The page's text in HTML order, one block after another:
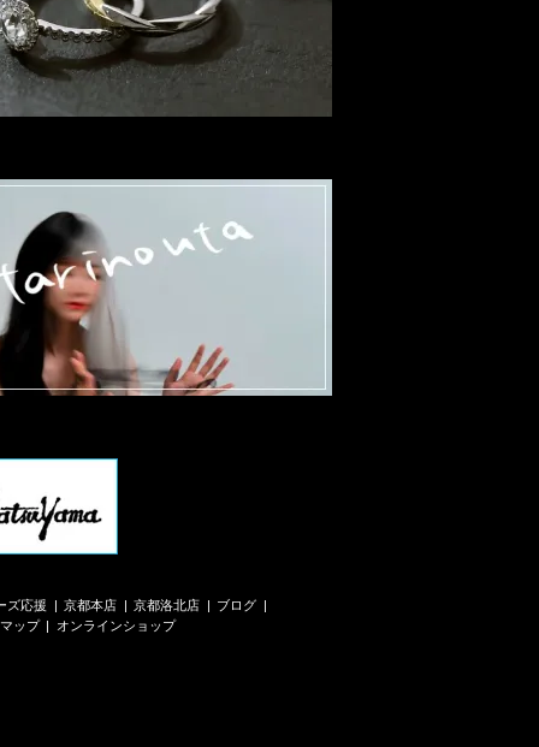
ズ応援 京都本店 京都洛北店
ブログ
ップ オンラインショップ